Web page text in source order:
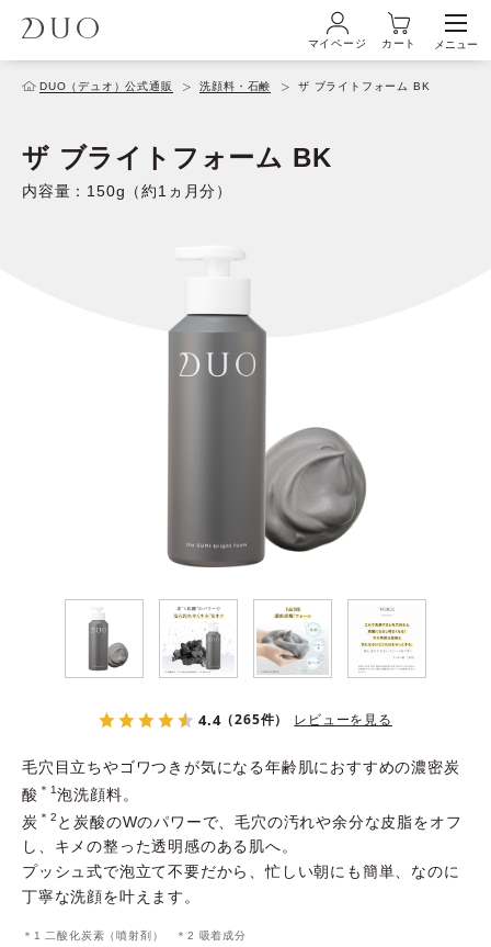
ログイン・新規会員登録
初めての方へ
スペシャルコンテンツ
あしたの美肌 |
マイページ カート メニュー
DUO（デュオ）公式通販 洗顔料・石鹸 ザ ブライトフォーム BK
ザ ブライトフォーム BK
内容量：150g（約1ヵ月分）
4.4（265件） レビューを見る
⽑⽳⽬⽴ちやゴワつきが気になる年齢肌におすすめの濃密炭
酸 ＊1泡洗顔料。
炭 ＊2 と炭酸のWのパワーで、⽑⽳の汚れや余分な皮脂をオフ
し、キメの整った透明感のある肌へ。
プッシュ式で泡⽴て不要だから、忙しい朝にも簡単、なのに
丁寧な洗顔を叶えます。
＊1 ⼆酸化炭素（噴射剤） ＊2 吸着成分